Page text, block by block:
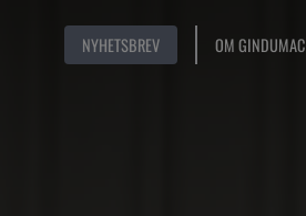
NYHETSBREV OM GINDUMAC